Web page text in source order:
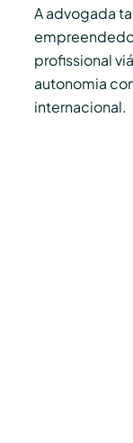
A advogada
profissional
autonomia
internacional.